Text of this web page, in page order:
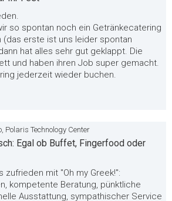
so spontan noch ein Getränkecatering
(das erste ist uns leider spontan
hat alles sehr gut geklappt. Die
und haben ihren Job super gemacht.
jederzeit wieder buchen.
Polaris Technology Center
Egal ob Buffet, Fingerfood oder
zufrieden mit "Oh my Greek!":
kompetente Beratung, pünktliche
Ausstattung, sympathischer Service